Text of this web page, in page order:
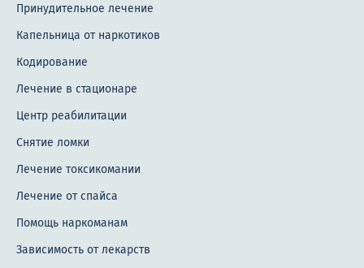
Принудительное лечение
Капельница от наркотиков
Кодирование
Лечение в стационаре
Центр реабилитации
Снятие ломки
Лечение токсикомании
Лечение от спайса
Помощь наркоманам
Зависимость от лекарств